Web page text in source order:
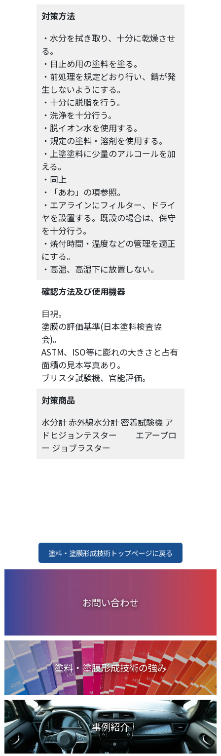
対策方法
・水分を拭き取り、十分に乾燥させ
る。
・目止め用の塗料を塗る。
・前処理を規定どおり行い、錆が発
生しないようにする。
・十分に脱脂を行う。
・洗浄を十分行う。
・脱イオン水を使用する。
・規定の塗料・溶剤を使用する。
・上塗塗料に少量のアルコールを加
える。
・同上
・「あわ」の項参照。
・エアラインにフィルター、ドライ
ヤを設置する。既設の場合は、保守
を十分行う。
・焼付時間・温度などの管理を適正
にする。
・高温、高湿下に放置しない。
確認方法及び使用機器
目視。
塗膜の評価基準(日本塗料検査協
会)。
ASTM、ISO等に膨れの大きさと占有
面積の見本写真あり。
ブリスタ試験機、官能評価。
対策商品
水分計 赤外線水分計 密着試験機 ア
ドヒジョンテスター エアーブロ
ー ジョブラスター
塗料・塗膜形成技術トップページに戻る
お問い合わせ
塗料・塗膜形成技術の強み
事例紹介